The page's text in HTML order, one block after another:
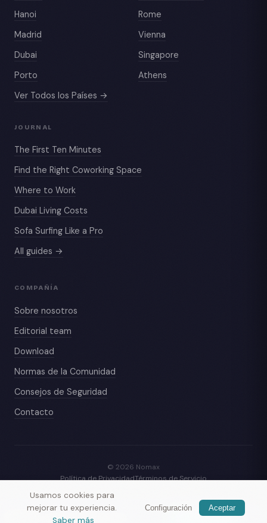
Hanoi
Rome
Madrid
Vienna
Dubai
Singapore
Porto
Athens
Ver Todos los Países →
JOURNAL
The First Ten Minutes
Find the Right Coworking Space
Where to Work
Dubai Living Costs
Sofa Surfing Like a Pro
All guides →
COMPAÑÍA
Sobre nosotros
Editorial team
Download
Normas de la Comunidad
Consejos de Seguridad
Contacto
© 2026 Nomax
Política de PrivacidadTérminos de Servicio
Usamos cookies para
mejorar tu experiencia.
Saber más
Configuración Aceptar
— conoce viajeros cerca Obtener app